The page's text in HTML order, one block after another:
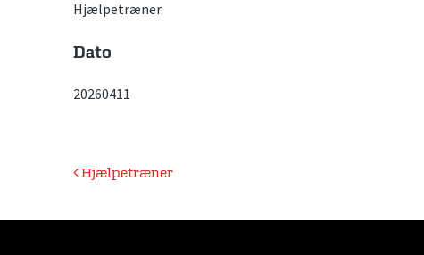
Hjælpetræner
Dato
20260411
Indlægsnavigation
Hjælpetræner